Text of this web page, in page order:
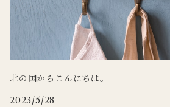
北の国からこんにちは。
2023/5/28